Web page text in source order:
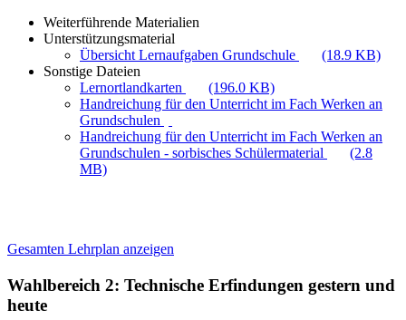
Weiterführende Materialien
Unterstützungsmaterial
Übersicht Lernaufgaben Grundschule
(18.9 KB)
Sonstige Dateien
Lernortlandkarten
(196.0 KB)
Handreichung für den Unterricht im Fach Werken an
Grundschulen
Handreichung für den Unterricht im Fach Werken an
Grundschulen - sorbisches Schülermaterial
(2.8
MB)
Gesamten Lehrplan anzeigen
Wahlbereich 2: Technische Erfindungen gestern und
heute